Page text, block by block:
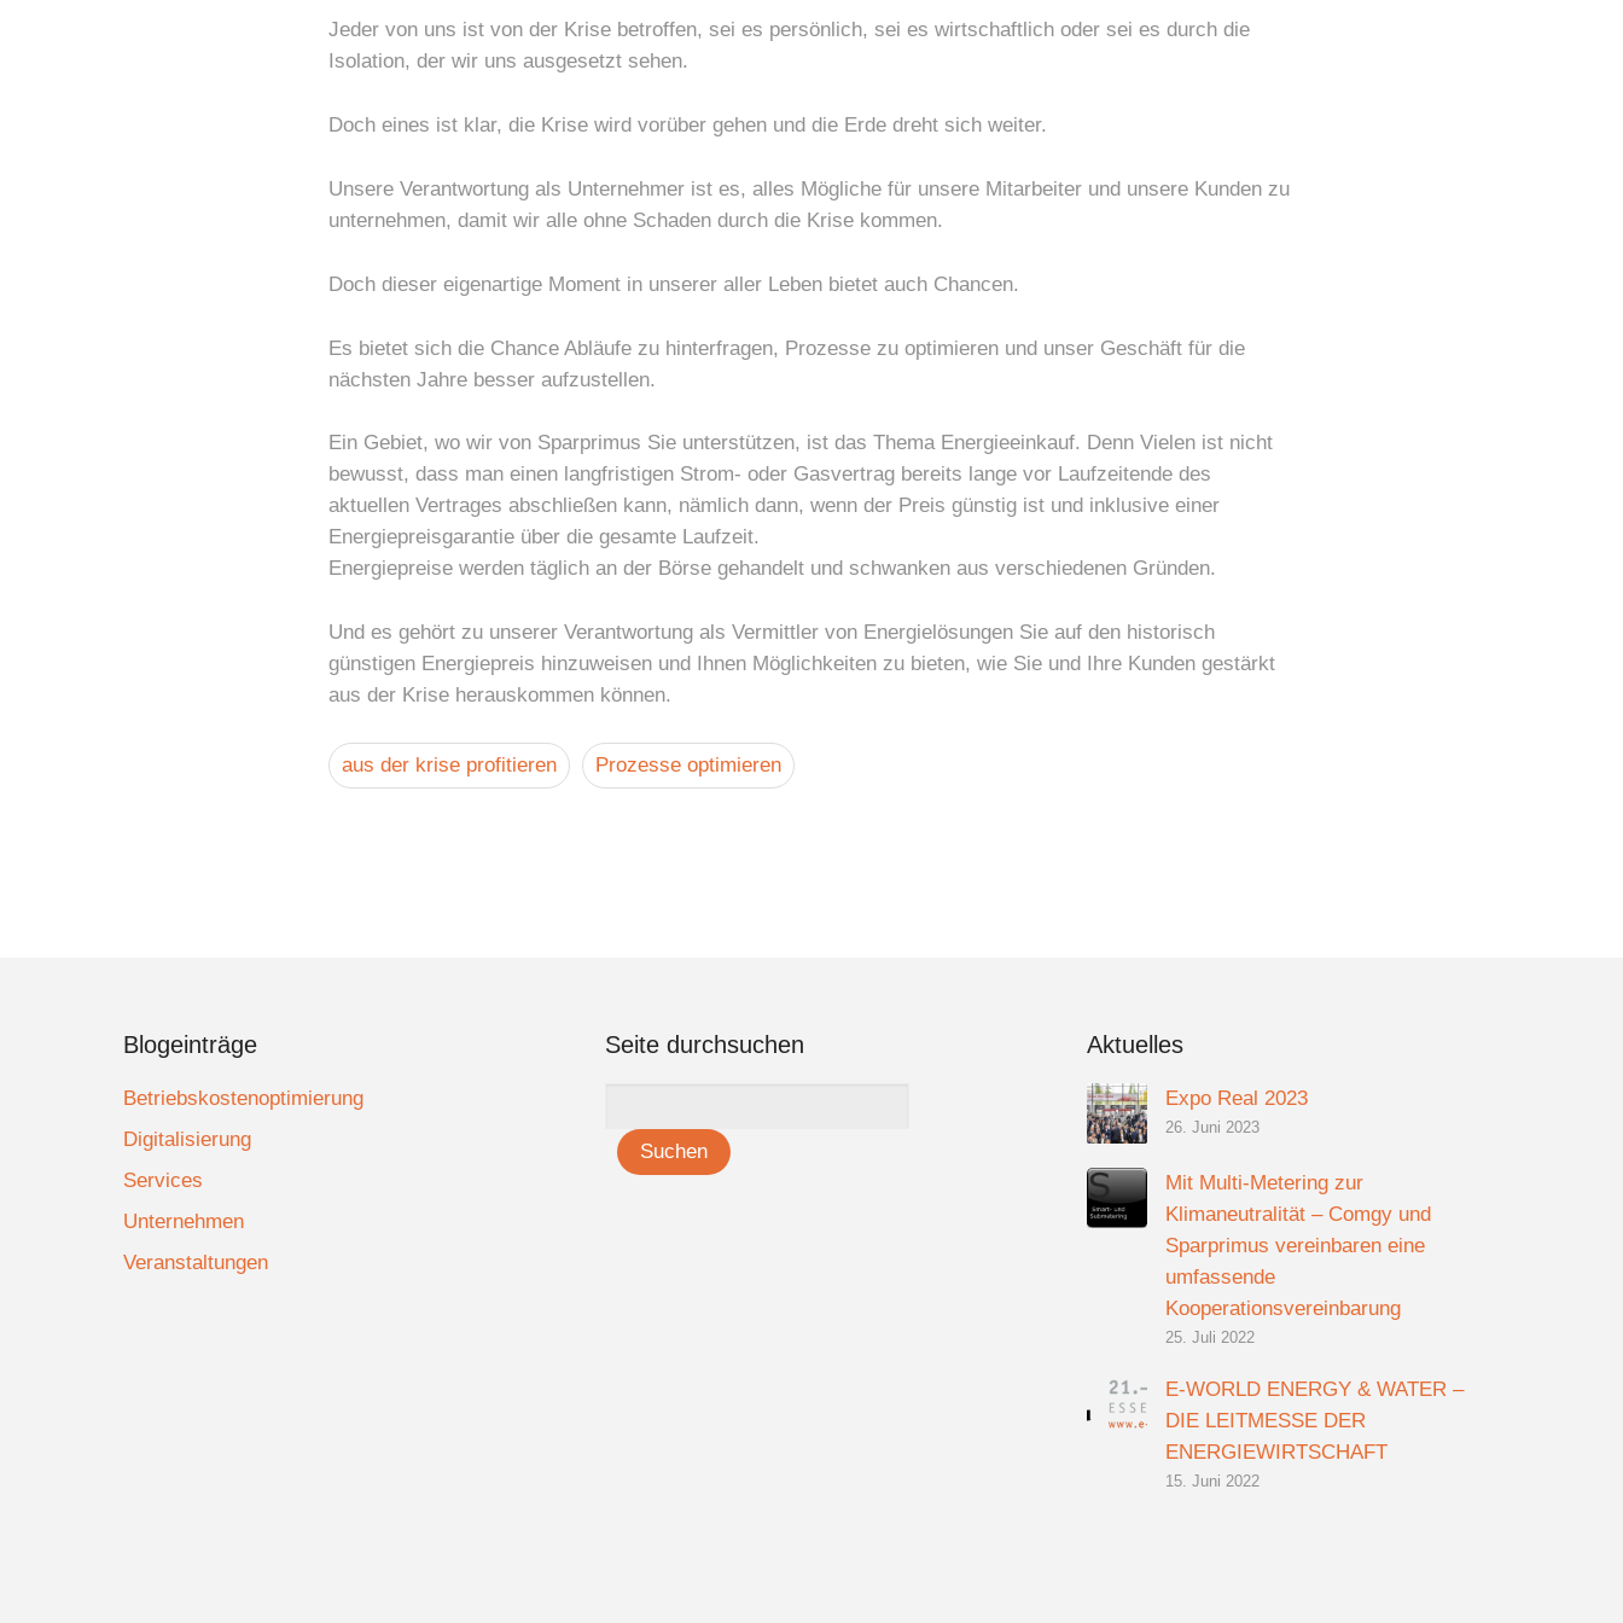
Jeder von uns ist von der Krise betroffen, sei es persönlich, sei es wirtschaftlich oder sei es durch die
Isolation, der wir uns ausgesetzt sehen.
Doch eines ist klar, die Krise wird vorüber gehen und die Erde dreht sich weiter.
Unsere Verantwortung als Unternehmer ist es, alles Mögliche für unsere Mitarbeiter und unsere Kunden zu
unternehmen, damit wir alle ohne Schaden durch die Krise kommen.
Doch dieser eigenartige Moment in unserer aller Leben bietet auch Chancen.
Es bietet sich die Chance Abläufe zu hinterfragen, Prozesse zu optimieren und unser Geschäft für die
nächsten Jahre besser aufzustellen.
Ein Gebiet, wo wir von Sparprimus Sie unterstützen, ist das Thema Energieeinkauf. Denn Vielen ist nicht
bewusst, dass man einen langfristigen Strom- oder Gasvertrag bereits lange vor Laufzeitende des
aktuellen Vertrages abschließen kann, nämlich dann, wenn der Preis günstig ist und inklusive einer
Energiepreisgarantie über die gesamte Laufzeit.
Energiepreise werden täglich an der Börse gehandelt und schwanken aus verschiedenen Gründen.
Und es gehört zu unserer Verantwortung als Vermittler von Energielösungen Sie auf den historisch
günstigen Energiepreis hinzuweisen und Ihnen Möglichkeiten zu bieten, wie Sie und Ihre Kunden gestärkt
aus der Krise herauskommen können.
aus der krise profitieren Prozesse optimieren
Blogeinträge
Betriebskostenoptimierung
Digitalisierung
Services
Unternehmen
Veranstaltungen
Seite durchsuchen Aktuelles
Expo Real 2023
26. Juni 2023
Mit Multi-Metering zur
Klimaneutralität – Comgy und
Sparprimus vereinbaren eine
umfassende
Kooperationsvereinbarung
25. Juli 2022
E-WORLD ENERGY & WATER –
DIE LEITMESSE DER
ENERGIEWIRTSCHAFT
15. Juni 2022